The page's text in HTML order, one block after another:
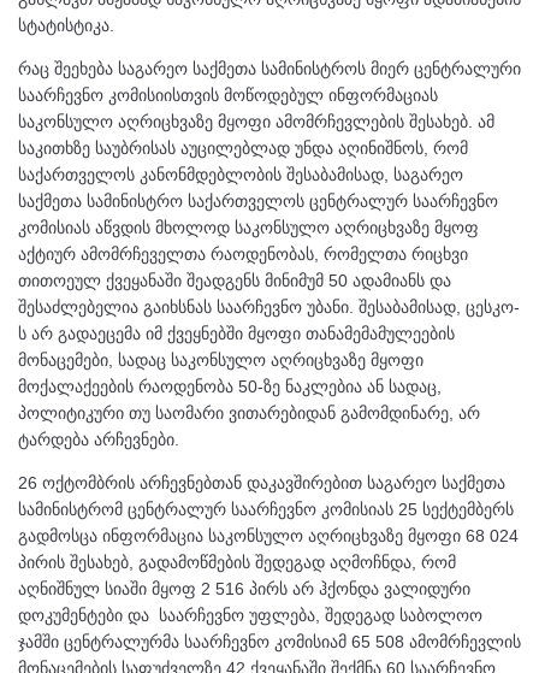
სტატისტიკა.
რაც შეეხება საგარეო საქმეთა სამინისტროს მიერ ცენტრალური
საარჩევნო კომისიისთვის მოწოდებულ ინფორმაციას
საკონსულო აღრიცხვაზე მყოფი ამომრჩევლების შესახებ. ამ
საკითხზე საუბრისას აუცილებლად უნდა აღინიშნოს, რომ
საქართველოს კანონმდებლობის შესაბამისად, საგარეო
საქმეთა სამინისტრო საქართველოს ცენტრალურ საარჩევნო
კომისიას აწვდის მხოლოდ საკონსულო აღრიცხვაზე მყოფ
აქტიურ ამომრჩეველთა რაოდენობას, რომელთა რიცხვი
თითოეულ ქვეყანაში შეადგენს მინიმუმ 50 ადამიანს და
შესაძლებელია გაიხსნას საარჩევნო უბანი. შესაბამისად, ცესკო-
ს არ გადაეცემა იმ ქვეყნებში მყოფი თანამემამულეების
მონაცემები, სადაც საკონსულო აღრიცხვაზე მყოფი
მოქალაქეების რაოდენობა 50-ზე ნაკლებია ან სადაც,
პოლიტიკური თუ საომარი ვითარებიდან გამომდინარე, არ
ტარდება არჩევნები.
26 ოქტომბრის არჩევნებთან დაკავშირებით საგარეო საქმეთა
სამინისტრომ ცენტრალურ საარჩევნო კომისიას 25 სექტემბერს
გადმოსცა ინფორმაცია საკონსულო აღრიცხვაზე მყოფი 68 024
პირის შესახებ, გადამოწმების შედეგად აღმოჩნდა, რომ
აღნიშნულ სიაში მყოფ 2 516 პირს არ ჰქონდა ვალიდური
დოკუმენტები და საარჩევნო უფლება, შედეგად საბოლოო
ჯამში ცენტრალურმა საარჩევნო კომისიამ 65 508 ამომრჩევლის
მონაცემების საფუძველზე 42 ქვეყანაში შექმნა 60 საარჩევნო